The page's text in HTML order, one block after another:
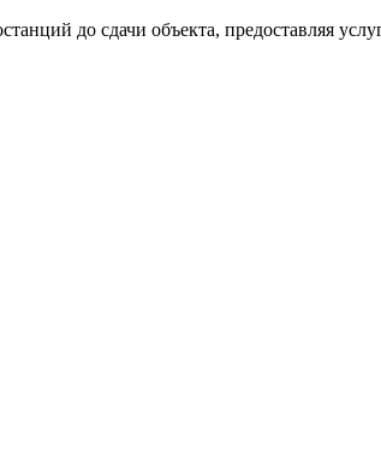
до сдачи объекта, предоставляя